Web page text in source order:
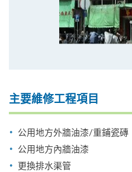
主要維修工程項目
公用地方外牆油漆/重鋪瓷磚
公用地方內牆油漆
更換排水渠管